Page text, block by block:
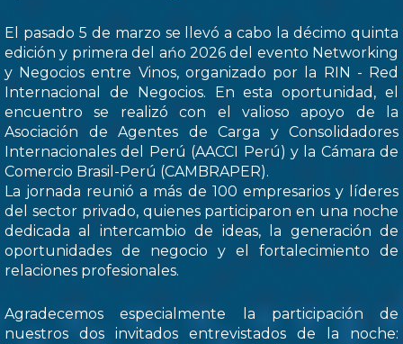
El pasado 5 de marzo se llevó a cabo la décimo quinta
edición y primera del ańo 2026 del evento Networking
y Negocios entre Vinos, organizado por la RIN - Red
Internacional de Negocios. En esta oportunidad, el
encuentro se realizó con el valioso apoyo de la
Asociación de Agentes de Carga y Consolidadores
Internacionales del Perú (AACCI Perú) y la Cámara de
Comercio Brasil-Perú (CAMBRAPER).
La jornada reunió a más de 100 empresarios y líderes
del sector privado, quienes participaron en una noche
dedicada al intercambio de ideas, la generación de
oportunidades de negocio y el fortalecimiento de
relaciones profesionales.
Agradecemos especialmente la participación de
nuestros dos invitados entrevistados de la noche: